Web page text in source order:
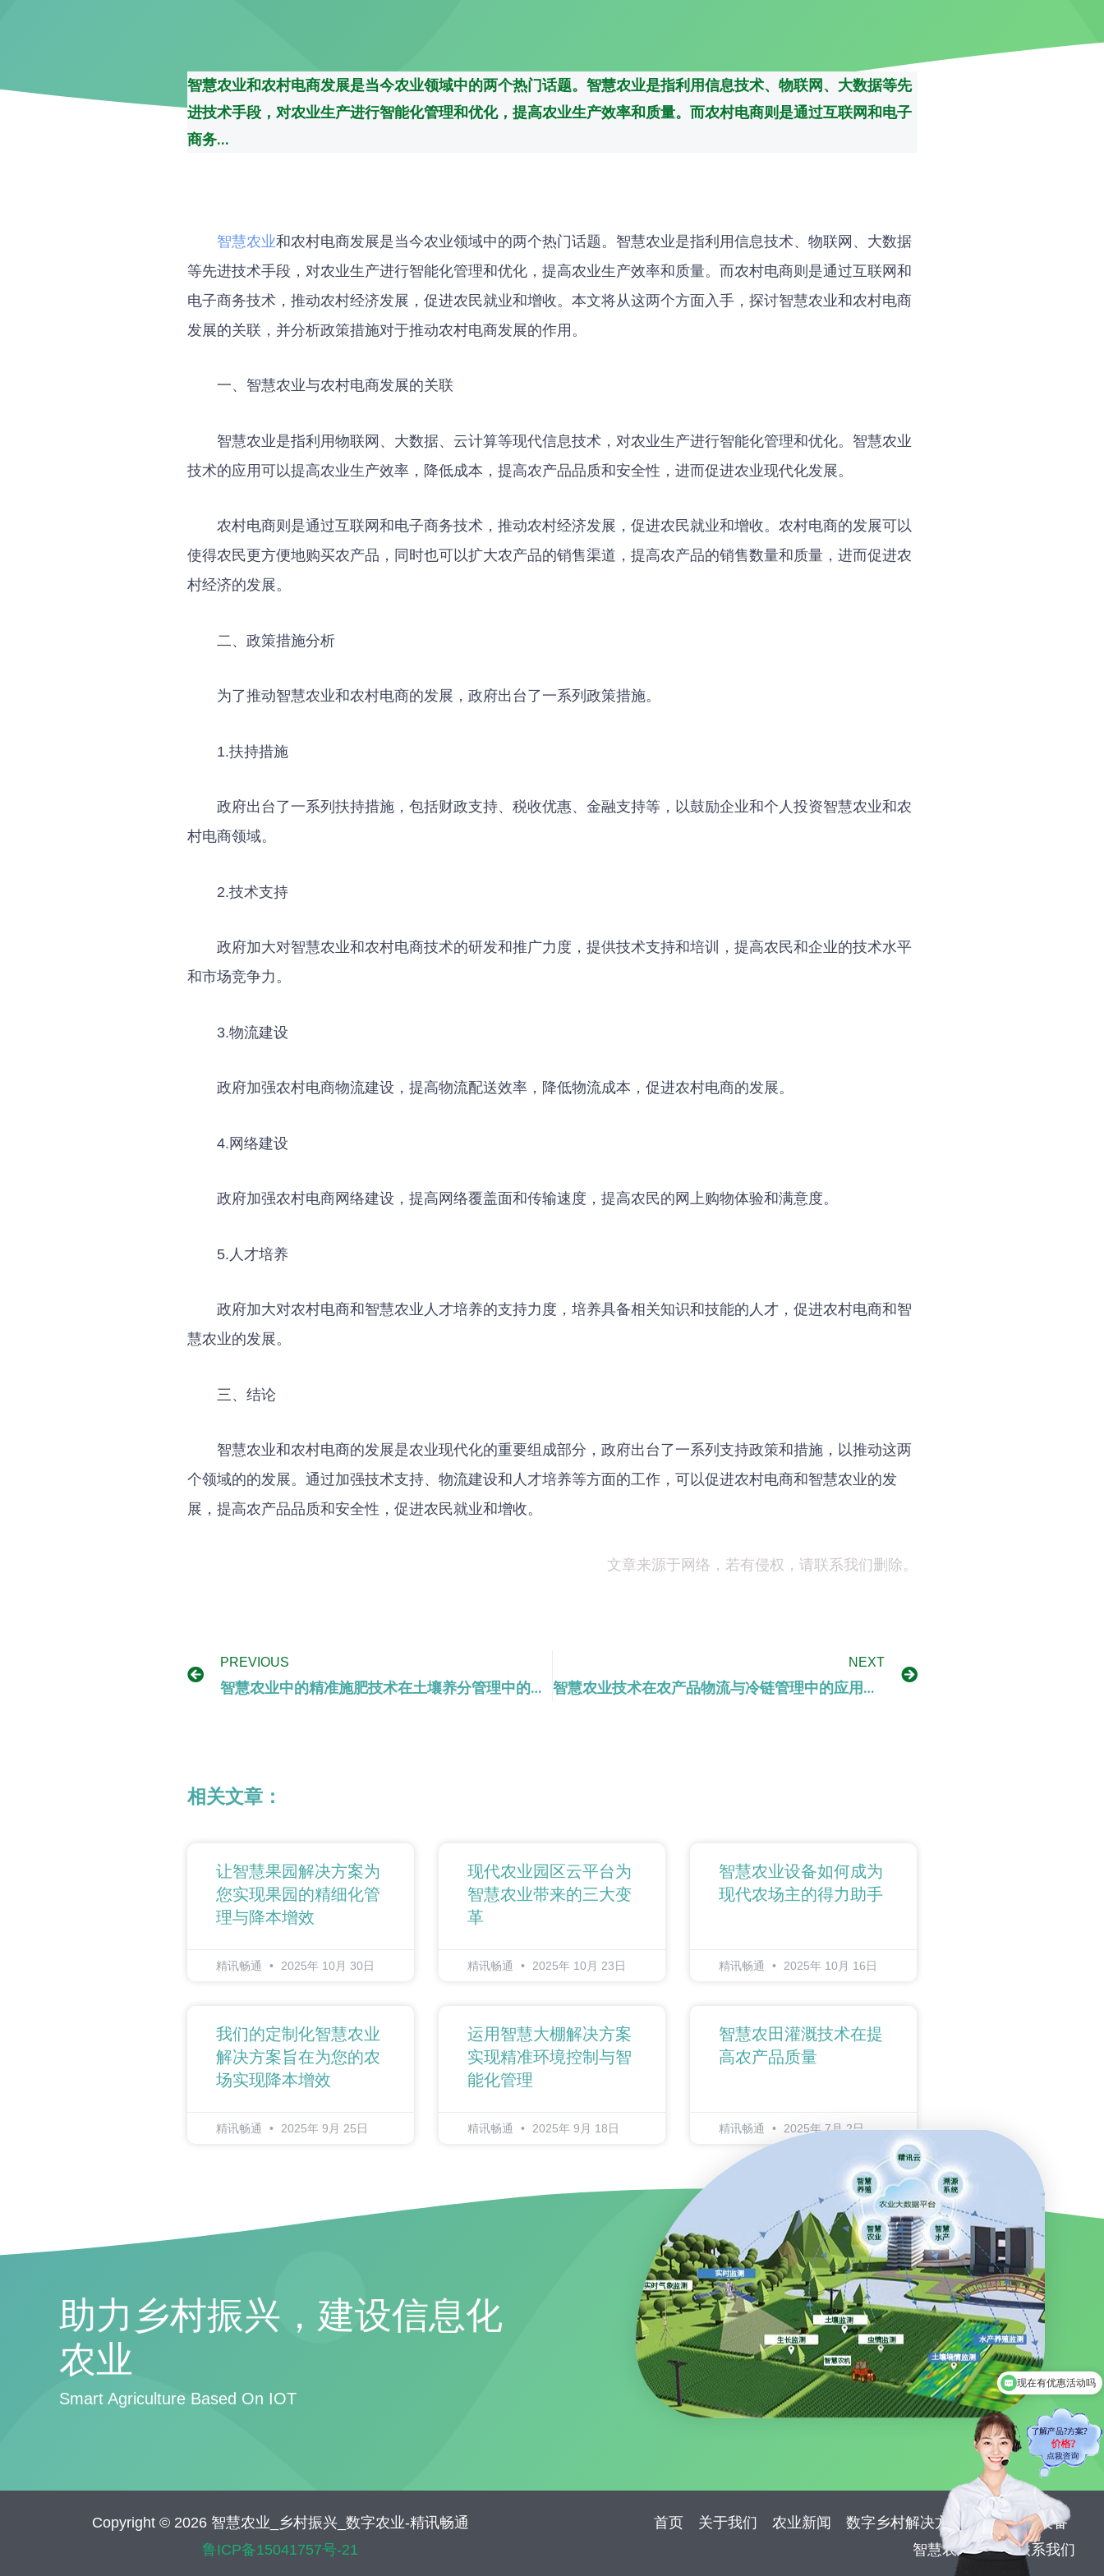
智慧农业和农村电商发展是当今农业领域中的两个热门话题。智慧农业是指利用信息技术、物联网、大数据等先
进技术手段，对农业生产进行智能化管理和优化，提高农业生产效率和质量。而农村电商则是通过互联网和电子
商务...
智慧农业和农村电商发展是当今农业领域中的两个热门话题。智慧农业是指利用信息技术、物联网、大数据
等先进技术手段，对农业生产进行智能化管理和优化，提高农业生产效率和质量。而农村电商则是通过互联网和
电子商务技术，推动农村经济发展，促进农民就业和增收。本文将从这两个方面入手，探讨智慧农业和农村电商
发展的关联，并分析政策措施对于推动农村电商发展的作用。
一、智慧农业与农村电商发展的关联
智慧农业是指利用物联网、大数据、云计算等现代信息技术，对农业生产进行智能化管理和优化。智慧农业
技术的应用可以提高农业生产效率，降低成本，提高农产品品质和安全性，进而促进农业现代化发展。
农村电商则是通过互联网和电子商务技术，推动农村经济发展，促进农民就业和增收。农村电商的发展可以
使得农民更方便地购买农产品，同时也可以扩大农产品的销售渠道，提高农产品的销售数量和质量，进而促进农
村经济的发展。
二、政策措施分析
为了推动智慧农业和农村电商的发展，政府出台了一系列政策措施。
1.扶持措施
政府出台了一系列扶持措施，包括财政支持、税收优惠、金融支持等，以鼓励企业和个人投资智慧农业和农
村电商领域。
2.技术支持
政府加大对智慧农业和农村电商技术的研发和推广力度，提供技术支持和培训，提高农民和企业的技术水平
和市场竞争力。
3.物流建设
政府加强农村电商物流建设，提高物流配送效率，降低物流成本，促进农村电商的发展。
4.网络建设
政府加强农村电商网络建设，提高网络覆盖面和传输速度，提高农民的网上购物体验和满意度。
5.人才培养
政府加大对农村电商和智慧农业人才培养的支持力度，培养具备相关知识和技能的人才，促进农村电商和智
慧农业的发展。
三、结论
智慧农业和农村电商的发展是农业现代化的重要组成部分，政府出台了一系列支持政策和措施，以推动这两
个领域的的发展。通过加强技术支持、物流建设和人才培养等方面的工作，可以促进农村电商和智慧农业的发
展，提高农产品品质和安全性，促进农民就业和增收。
文章来源于网络，若有侵权，请联系我们删除。
PREVIOUS
智慧农业中的精准施肥技术在土壤养分管理中的应用研究
NEXT
智慧农业技术在农产品物流与冷链管理中的应用与优势
相关文章：
让智慧果园解决方案为
您实现果园的精细化管
理与降本增效
精讯畅通 2025年 10月 30日
现代农业园区云平台为
智慧农业带来的三大变
革
精讯畅通 2025年 10月 23日
智慧农业设备如何成为
现代农场主的得力助手
精讯畅通 2025年 10月 16日
我们的定制化智慧农业
解决方案旨在为您的农
场实现降本增效
精讯畅通 2025年 9月 25日
运用智慧大棚解决方案
实现精准环境控制与智
能化管理
精讯畅通 2025年 9月 18日
智慧农田灌溉技术在提
高农产品质量
精讯畅通 2025年 7月 2日
助力乡村振兴，建设信息化
农业
Smart Agriculture Based On IOT
Copyright © 2026 智慧农业_乡村振兴_数字农业-精讯畅通
鲁ICP备15041757号-21
首页 关于我们 农业新闻 数字乡村解决方案
智慧农业设备
智慧农业案例
联系我们
可以介绍下你们的产品么
现在有优惠活动吗